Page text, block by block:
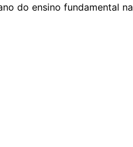
do ensino fundamental na